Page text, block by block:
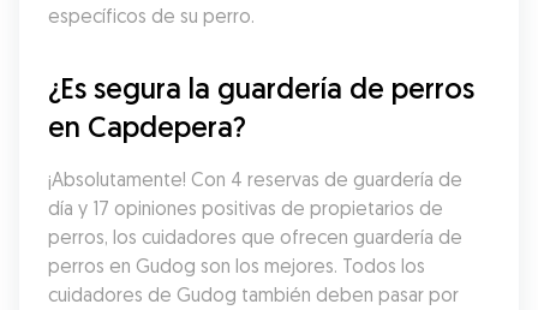
específicos de su perro.
¿Es segura la guardería de perros
en Capdepera?
¡Absolutamente! Con 4 reservas de guardería de
día y 17 opiniones positivas de propietarios de
perros, los cuidadores que ofrecen guardería de
perros en Gudog son los mejores. Todos los
cuidadores de Gudog también deben pasar por